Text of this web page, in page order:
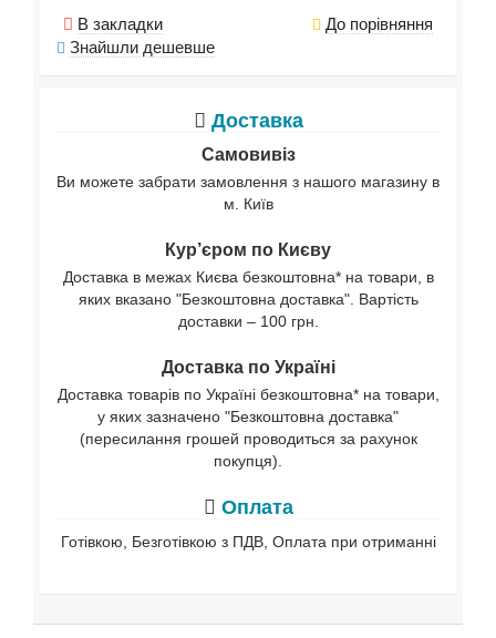
В закладки
До порівняння
Знайшли дешевше
Доставка
Самовивіз
Ви можете забрати замовлення з нашого магазину в
м. Київ
Кур’єром по Києву
Доставка в межах Києва безкоштовна* на товари, в
яких вказано "Безкоштовна доставка". Вартість
доставки – 100 грн.
Доставка по Україні
Доставка товарів по Україні безкоштовна* на товари,
у яких зазначено "Безкоштовна доставка"
(пересилання грошей проводиться за рахунок
покупця).
Оплата
Готівкою, Безготівкою з ПДВ, Оплата при отриманні